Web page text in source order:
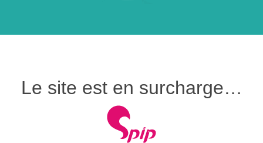
Le site est en surcharge…